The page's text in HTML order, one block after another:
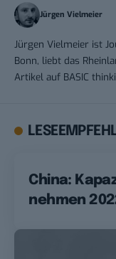
Jürgen Vielmeier
Jürgen Vielmeier ist
Bonn, liebt das
Artikel auf BASIC
China:
nehmen